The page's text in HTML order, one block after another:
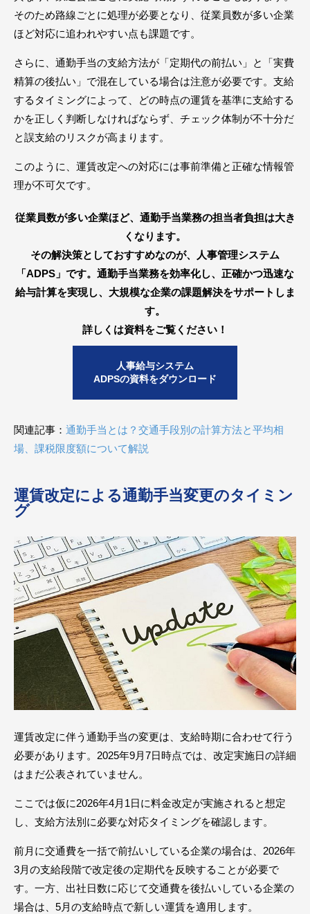
そのため路線ごとに処理が必要となり、従業員数が多い企業
ほど対応に追われやすい点も課題です。
さらに、通勤手当の支給方法が「定期代の前払い」と「実費
精算の後払い」で混在している場合は注意が必要です。支給
するタイミングによって、どの時点の運賃を基準に支給する
かを正しく判断しなければならず、チェック体制が不十分だ
と誤支給のリスクが高まります。
このように、運賃改定への対応には事前準備と正確な情報管
理が不可欠です。
従業員数が多い企業ほど、通勤手当業務の担当者負担は大き
くなります。
その解決策としておすすめなのが、人事管理システム
「ADPS」です。通勤手当業務を効率化し、正確かつ迅速な
給与計算を実現し、大規模な企業の課題解決をサポートしま
す。
詳しくは資料をご覧ください！
人事給与システム
ADPSの資料をダウンロード
関連記事： 通勤手当とは？交通手段別の計算方法と平均相
場、課税限度額について解説
運賃改定による通勤手当変更のタイミン
グ
運賃改定に伴う通勤手当の変更は、支給時期に合わせて行う
必要があります。2025年9月7日時点では、改定実施日の詳細
はまだ公表されていません。
ここでは仮に2026年4月1日に料金改定が実施されると想定
し、支給方法別に必要な対応タイミングを確認します。
前月に交通費を一括で前払いしている企業の場合は、2026年
3月の支給段階で改定後の定期代を反映することが必要で
す。一方、出社日数に応じて交通費を後払いしている企業の
場合は、5月の支給時点で新しい運賃を適用します。